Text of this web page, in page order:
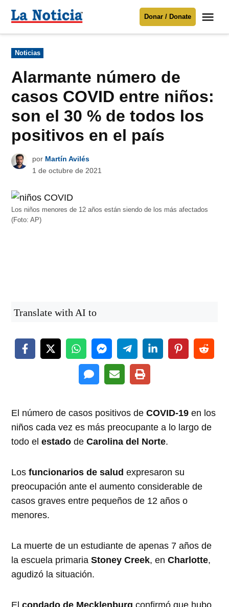
Para mantenerte informado necesitamos
Donar
contenido
Noticia
Donar / Donate
Publicado
en
Noticias
Alarmante número de
casos COVID entre niños:
son el 30 % de todos los
positivos en el país
por Martín Avilés
1 de octubre de 2021
Los niños menores de 12 años están siendo de los más afectados
(Foto: AP)
Translate with AI to
El número de casos positivos deCOVID-19 en los
niños cada vez es más preocupante a lo largo de
todo elestadodeCarolina del Norte.
Losfuncionarios de saludexpresaron su
preocupación ante el aumento considerable de
casos graves entre pequeños de 12 años o
menores.
La muerte de un estudiante de apenas 7 años de
la escuela primariaStoney Creek, enCharlotte,
agudizó la situación.
Elcondado de Mecklenburgconfirmó que hubo